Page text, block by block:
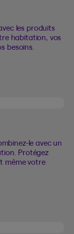
les produits
habitation, vos
besoins.
le avec un
Protégez
même votre